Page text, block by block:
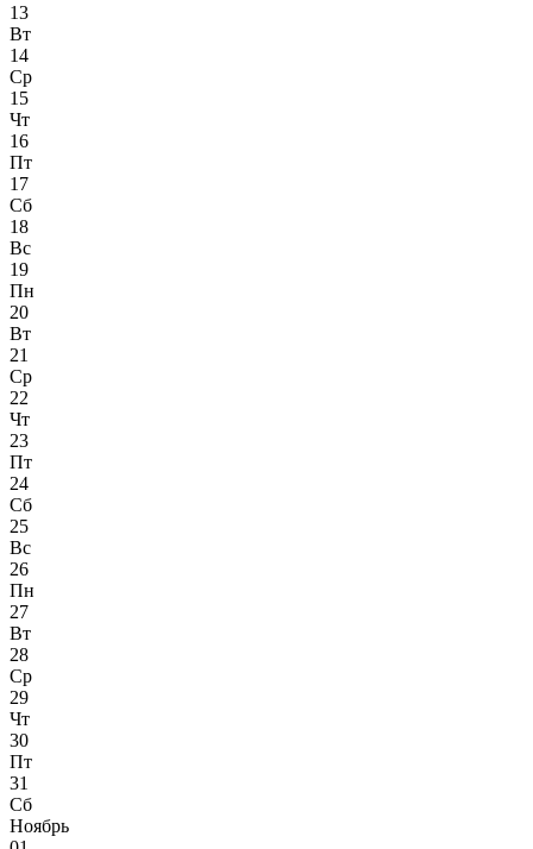
13
Вт
14
Ср
15
Чт
16
Пт
17
Сб
18
Вс
19
Пн
20
Вт
21
Ср
22
Чт
23
Пт
24
Сб
25
Вс
26
Пн
27
Вт
28
Ср
29
Чт
30
Пт
31
Сб
Ноябрь